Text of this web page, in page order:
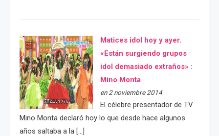
Matices idol hoy y ayer.
«Están surgiendo grupos
idol demasiado extraños» :
Mino Monta
en 2 noviembre 2014
El célebre presentador de TV
Mino Monta declaró hoy lo que desde hace algunos
años saltaba a la […]